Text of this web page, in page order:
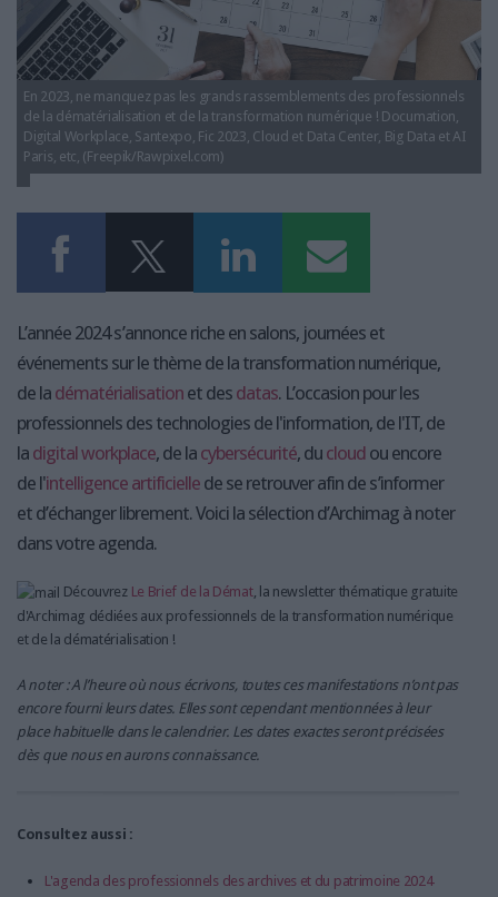
En 2023, ne manquez pas les grands rassemblements des professionnels
de la dématérialisation et de la transformation numérique ! Documation,
Digital Workplace, Santexpo, Fic 2023, Cloud et Data Center, Big Data et AI
Paris, etc, (Freepik/Rawpixel.com)
L’année 2024 s’annonce riche en salons, journées et
événements sur le thème de la transformation numérique,
de la dématérialisation et des datas. L’occasion pour les
professionnels des technologies de l'information, de l'IT, de
la digital workplace, de la cybersécurité, du cloud ou encore
de l'intelligence artificielle de se retrouver afin de s’informer
et d’échanger librement. Voici la sélection d’Archimag à noter
dans votre agenda.
Découvrez Le Brief de la Démat, la newsletter thématique gratuite
d'Archimag dédiées aux professionnels de la transformation numérique
et de la dématérialisation !
A noter : A l’heure où nous écrivons, toutes ces manifestations n’ont pas
encore fourni leurs dates. Elles sont cependant mentionnées à leur
place habituelle dans le calendrier. Les dates exactes seront précisées
dès que nous en aurons connaissance.
Consultez aussi :
L'agenda des professionnels des archives et du patrimoine 2024